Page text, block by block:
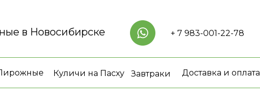
+ 7 983-001-22-78
Доставка и оплата
в Новосибирске
Куличи на Пасху Завтраки